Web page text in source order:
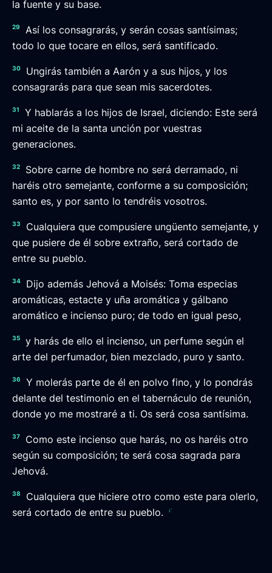
la fuente y su base.
29
Así los consagrarás, y serán cosas santísimas;
todo lo que tocare en ellos, será santificado.
30
Ungirás también a Aarón y a sus hijos, y los
consagrarás para que sean mis sacerdotes.
31
Y hablarás a los hijos de Israel, diciendo: Este será
mi aceite de la santa unción por vuestras
generaciones.
32
Sobre carne de hombre no será derramado, ni
haréis otro semejante, conforme a su composición;
santo es, y por santo lo tendréis vosotros.
33
Cualquiera que compusiere ungüento semejante, y
que pusiere de él sobre extraño, será cortado de
entre su pueblo.
34
Dijo además Jehová a Moisés: Toma especias
aromáticas, estacte y uña aromática y gálbano
aromático e incienso puro; de todo en igual peso,
35
y harás de ello el incienso, un perfume según el
arte del perfumador, bien mezclado, puro y santo.
36
Y molerás parte de él en polvo fino, y lo pondrás
delante del testimonio en el tabernáculo de reunión,
donde yo me mostraré a ti. Os será cosa santísima.
37
Como este incienso que harás, no os haréis otro
según su composición; te será cosa sagrada para
Jehová.
38
Cualquiera que hiciere otro como este para olerlo,
será cortado de entre su pueblo.
c